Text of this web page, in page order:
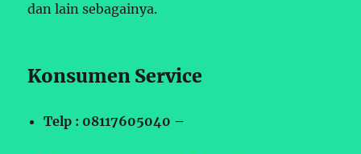
dan lain sebagainya.
Konsumen Service
Telp : 08117605040 –